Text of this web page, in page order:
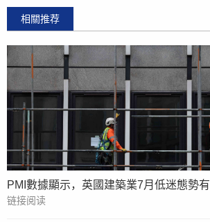
相關推荐
PMI數據顯示，英國建築業7月低迷態勢
链接阅读